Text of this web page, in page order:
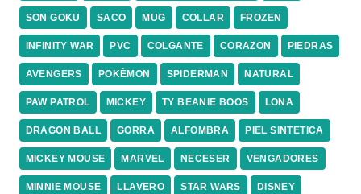
SON GOKU SACO MUG COLLAR FROZEN
INFINITY WAR PVC COLGANTE CORAZON PIEDRAS
AVENGERS POKÉMON SPIDERMAN NATURAL
PAW PATROL MICKEY TY BEANIE BOOS LONA
DRAGON BALL GORRA ALFOMBRA PIEL SINTETICA
MICKEY MOUSE MARVEL NECESER VENGADORES
MINNIE MOUSE LLAVERO STAR WARS DISNEY